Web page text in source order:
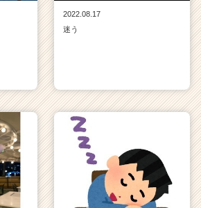
2022.08.17
迷う